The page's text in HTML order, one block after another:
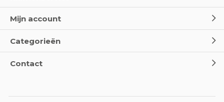
Mijn account
Categorieën
Contact